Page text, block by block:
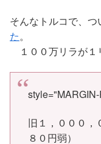
そんなトルコで、つ
た。
１００万リラが１
旧１，０００
８０円弱）